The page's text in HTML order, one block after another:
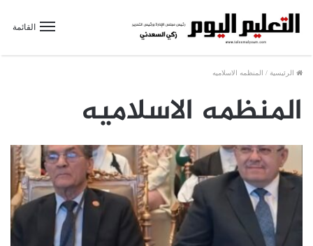
القائمة
الرئيسية / المنظمه الاسلاميه
المنظمه الاسلاميه